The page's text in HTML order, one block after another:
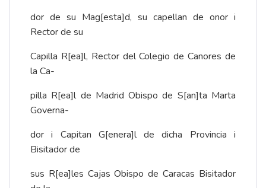
dor de su Mag[esta]d, su capellan de onor i
Rector de su
Capilla R[ea]l, Rector del Colegio de Canores de
la Ca-
pilla R[ea]l de Madrid Obispo de S[an]ta Marta
Governa-
dor i Capitan G[enera]l de dicha Provincia i
Bisitador de
sus R[ea]les Cajas Obispo de Caracas Bisitador